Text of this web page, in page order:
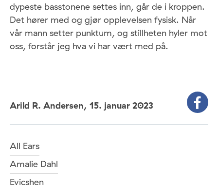
dypeste basstonene settes inn, går de i kroppen.
Det hører med og gjør opplevelsen fysisk. Når
vår mann setter punktum, og stillheten hyler mot
oss, forstår jeg hva vi har vært med på.
Arild R. Andersen, 15. januar 2023
All Ears
Amalie Dahl
Evicshen